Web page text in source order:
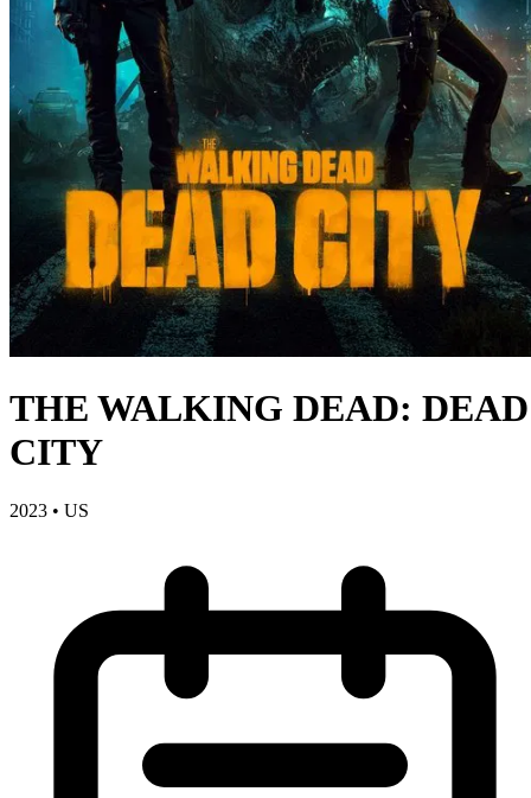
THE WALKING DEAD: DEAD
CITY
2023 • US